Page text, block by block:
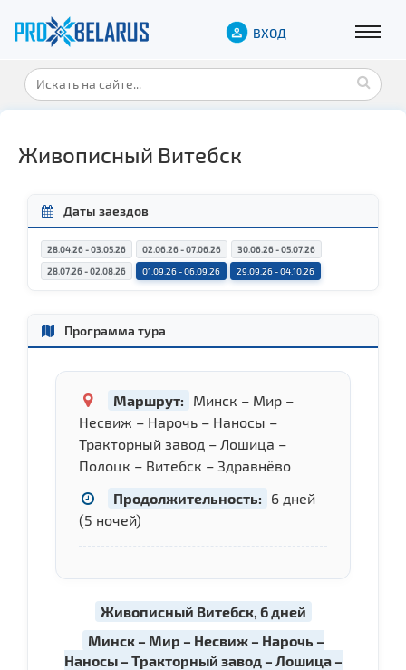
ВХОД
Живописный Витебск
Даты заездов
28.04.26 - 03.05.26 02.06.26 - 07.06.26
30.06.26 - 05.07.26
28.07.26 - 02.08.26
01.09.26 - 06.09.26 29.09.26 - 04.10.26
Программа тура
Маршрут:
Минск – Мир –
Несвиж – Нарочь – Наносы –
Тракторный завод – Лошица –
Полоцк – Витебск – Здравнёво
Продолжительность:
6 дней
(5 ночей)
Живописный Витебск, 6 дней
Минск – Мир – Несвиж – Нарочь –
Наносы – Тракторный завод – Лошица –